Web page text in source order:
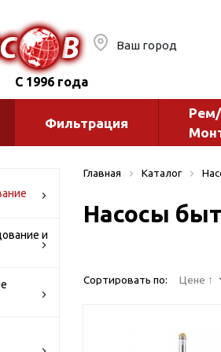
С 1996 года
Ваш город
Полив
водоснабжения
Оголовки и
Фильтрация
и
Главная Каталог
Насосы
Сортировать по: Цене ↑